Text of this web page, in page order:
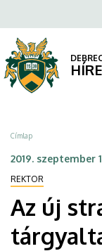
új
tárgyaltak
EGYETEM
a
tartalomra
Morzsa
Címlap
2019. szeptember
REKTOR
Az új